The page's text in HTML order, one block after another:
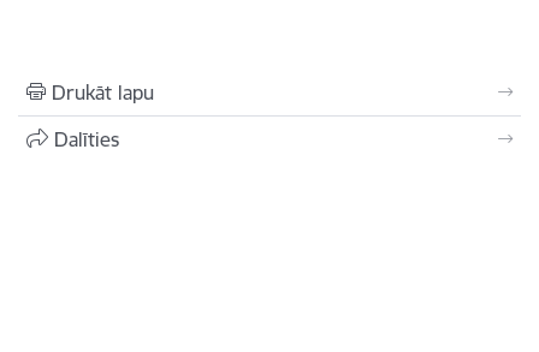
Drukāt lapu
Dalīties